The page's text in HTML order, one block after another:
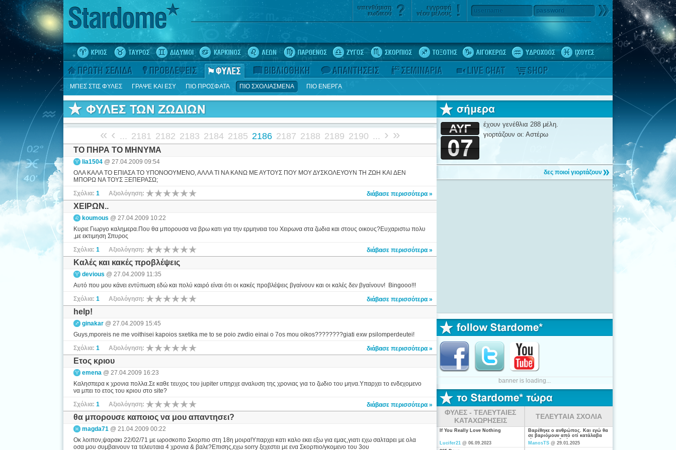
username password
ΜΠΕΣ ΣΤΙΣ ΦΥΛΕΣ ΓΡΑΨΕ ΚΑΙ ΕΣΥ ΠΙΟ ΠΡΟΣΦΑΤΑ ΠΙΟ ΣΧΟΛΙΑΣΜΕΝΑ ΠΙΟ ΕΝΕΡΓΑ
« ‹ ... 2181 2182 2183 2184 2185 2186 2187 2188 2189 2190 ... › »
ΤΟ ΠΗΡΑ ΤΟ ΜΗΝΥΜΑ
lia1504 @ 27.04.2009 09:54
ΟΛΑ ΚΑΛΑ ΤΟ ΕΠΙΑΣΑ ΤΟ ΥΠΟΝΟΟΥΜΕΝΟ, ΑΛΛΑ ΤΙ ΝΑ ΚΑΝΩ ΜΕ ΑΥΤΟΥΣ ΠΟΥ ΜΟΥ ΔΥΣΚΟΛΕΥΟΥΝ ΤΗ ΖΩΗ KAI ΔΕΝ
ΜΠΟΡΩ ΝΑ ΤΟΥΣ ΞΕΠΕΡΑΣΩ;
διάβασε περισσότερα »
Σχόλια: 1 Αξιολόγηση:
ΧΕΙΡΩΝ..
koumous @ 27.04.2009 10:22
Κυριε Γιωργο καλημερα.Που θα μπορουσα να βρω κατι για την ερμηνεια του Χειρωνα στα ζωδια και στους οικους?Ευχαριστω πολυ
,με εκτιμηση Σπυρος
διάβασε περισσότερα »
Σχόλια: 1 Αξιολόγηση:
Καλές και κακές προβλέψεις
devious @ 27.04.2009 11:35
Αυτό που μου κάνει εντύπωση εδώ και πολύ καιρό είναι ότι οι κακές προβλέψεις βγαίνουν και οι καλές δεν βγαίνουν! Bingooo!!!
διάβασε περισσότερα »
Σχόλια: 1 Αξιολόγηση:
help!
ginakar @ 27.04.2009 15:45
Guys,mporeis ne me voithisei kapoios sxetika me to se poio zwdio einai o 7os mou oikos????????giati exw psilomperdeutei!
διάβασε περισσότερα »
Σχόλια: 1 Αξιολόγηση:
Ετος κριου
emena @ 27.04.2009 16:23
Καλησπερα κ χρονια πολλα.Σε καθε τευχος του jupiter υπηρχε αναλυση της χρονιας για το ζωδιο του μηνα.Υπαρχει το ενδεχομενο
να μπει το ετος του κριου στο site?
διάβασε περισσότερα »
Σχόλια: 1 Αξιολόγηση:
θα μπορουσε καποιος να μου απαντησει?
magda71 @ 21.04.2009 00:22
Οκ λοιπον,ψαρακι 22/02/71 με ωροσκοπο Σκορπιο στη 18η μοιρα!Υπαρχει κατι καλο εκει εξω για εμας,γιατι εχω σαλταρει με ολα
οσα μου συμβαινουν τα τελευταια 4 χρονια & βαλε?Επισης,εχω sorry ξεχεστει με ενα Σκορπιο/γκομενο του 3ου
έχουν γενέθλια 288 μέλη.
γιορτάζουν οι: Αστέρω
δες ποιοί γιορτάζουν
banner is loading...
ΦΥΛΕΣ - ΤΕΛΕΥΤΑΙΕΣ
ΚΑΤΑΧΩΡΗΣΕΙΣ
If You Really Love Nothing
Lucifer21 @ 06.09.2023
ΤΕΛΕΥΤΑΙΑ ΣΧΟΛΙΑ
Βαρέθηκε ο ανθρώπος. Και εγώ θα
σε βαριόμουν από οτί κατάλαβα
είσαι από τις ξενέρωτες που
ψάχνουν απλά για "σύζυγο". Η
ManosTS @ 29.01.2025